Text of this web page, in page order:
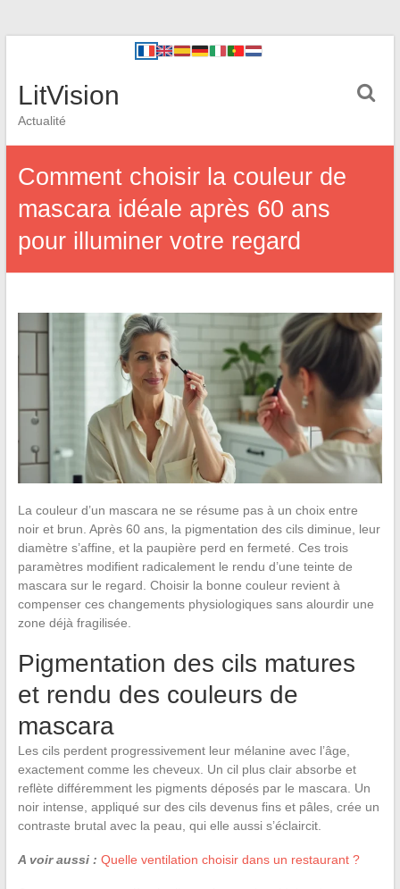
LitVision
Actualité
Comment choisir la couleur de
mascara idéale après 60 ans
pour illuminer votre regard
La couleur d’un mascara ne se résume pas à un choix entre
noir et brun. Après 60 ans, la pigmentation des cils diminue, leur
diamètre s’affine, et la paupière perd en fermeté. Ces trois
paramètres modifient radicalement le rendu d’une teinte de
mascara sur le regard. Choisir la bonne couleur revient à
compenser ces changements physiologiques sans alourdir une
zone déjà fragilisée.
Pigmentation des cils matures
et rendu des couleurs de
mascara
Les cils perdent progressivement leur mélanine avec l’âge,
exactement comme les cheveux. Un cil plus clair absorbe et
reflète différemment les pigments déposés par le mascara. Un
noir intense, appliqué sur des cils devenus fins et pâles, crée un
contraste brutal avec la peau, qui elle aussi s’éclaircit.
A voir aussi : Quelle ventilation choisir dans un restaurant ?